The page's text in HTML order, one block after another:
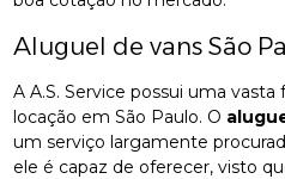
Aluguel de vans São
A A.S. Service possui uma vasta
locação em São Paulo. O
um serviço largamente
ele é capaz de oferecer, visto